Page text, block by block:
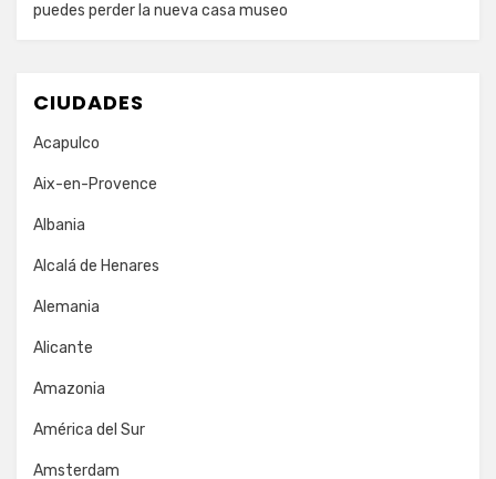
puedes perder la nueva casa museo
CIUDADES
Acapulco
Aix-en-Provence
Albania
Alcalá de Henares
Alemania
Alicante
Amazonia
América del Sur
Amsterdam